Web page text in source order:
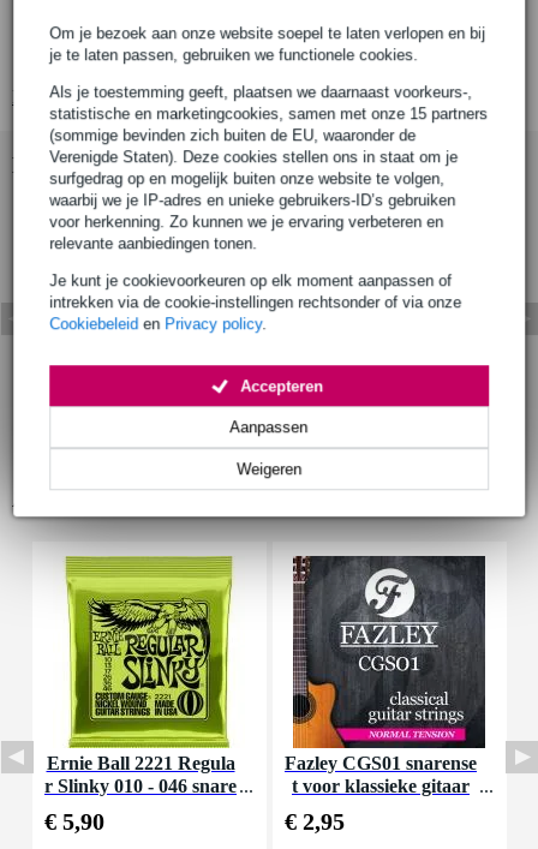
Om je bezoek aan onze website soepel te laten verlopen en bij
je te laten passen, gebruiken we functionele cookies.
Als je toestemming geeft, plaatsen we daarnaast voorkeurs-,
statistische en marketingcookies, samen met onze 15 partners
(sommige bevinden zich buiten de EU, waaronder de
Verenigde Staten). Deze cookies stellen ons in staat om je
surfgedrag op en mogelijk buiten onze website te volgen,
waarbij we je IP-adres en unieke gebruikers-ID’s gebruiken
voor herkenning. Zo kunnen we je ervaring verbeteren en
relevante aanbiedingen tonen.
Je kunt je cookievoorkeuren op elk moment aanpassen of
intrekken via de cookie-instellingen rechtsonder of via onze
Cookiebeleid en Privacy policy.
Weigeren
Aanpassen
Accepteren
type: APRM6-88
serie: Modern Guitar Picks
Bekijk alle productspecificaties
Bekijk ook eens (2)
Ernie Ball 2221 Regula
r Slinky 010 - 046 snare
€ 5,90
Fazley CGS01 snarense
t voor klassieke gitaar
€ 2,95